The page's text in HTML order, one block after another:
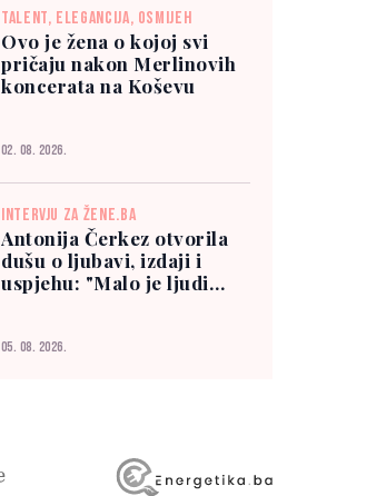
TALENT, ELEGANCIJA, OSMIJEH
Ovo je žena o kojoj svi
pričaju nakon Merlinovih
koncerata na Koševu
02. 08. 2026.
INTERVJU ZA ŽENE.BA
Antonija Čerkez otvorila
dušu o ljubavi, izdaji i
uspjehu: "Malo je ljudi
05. 08. 2026.